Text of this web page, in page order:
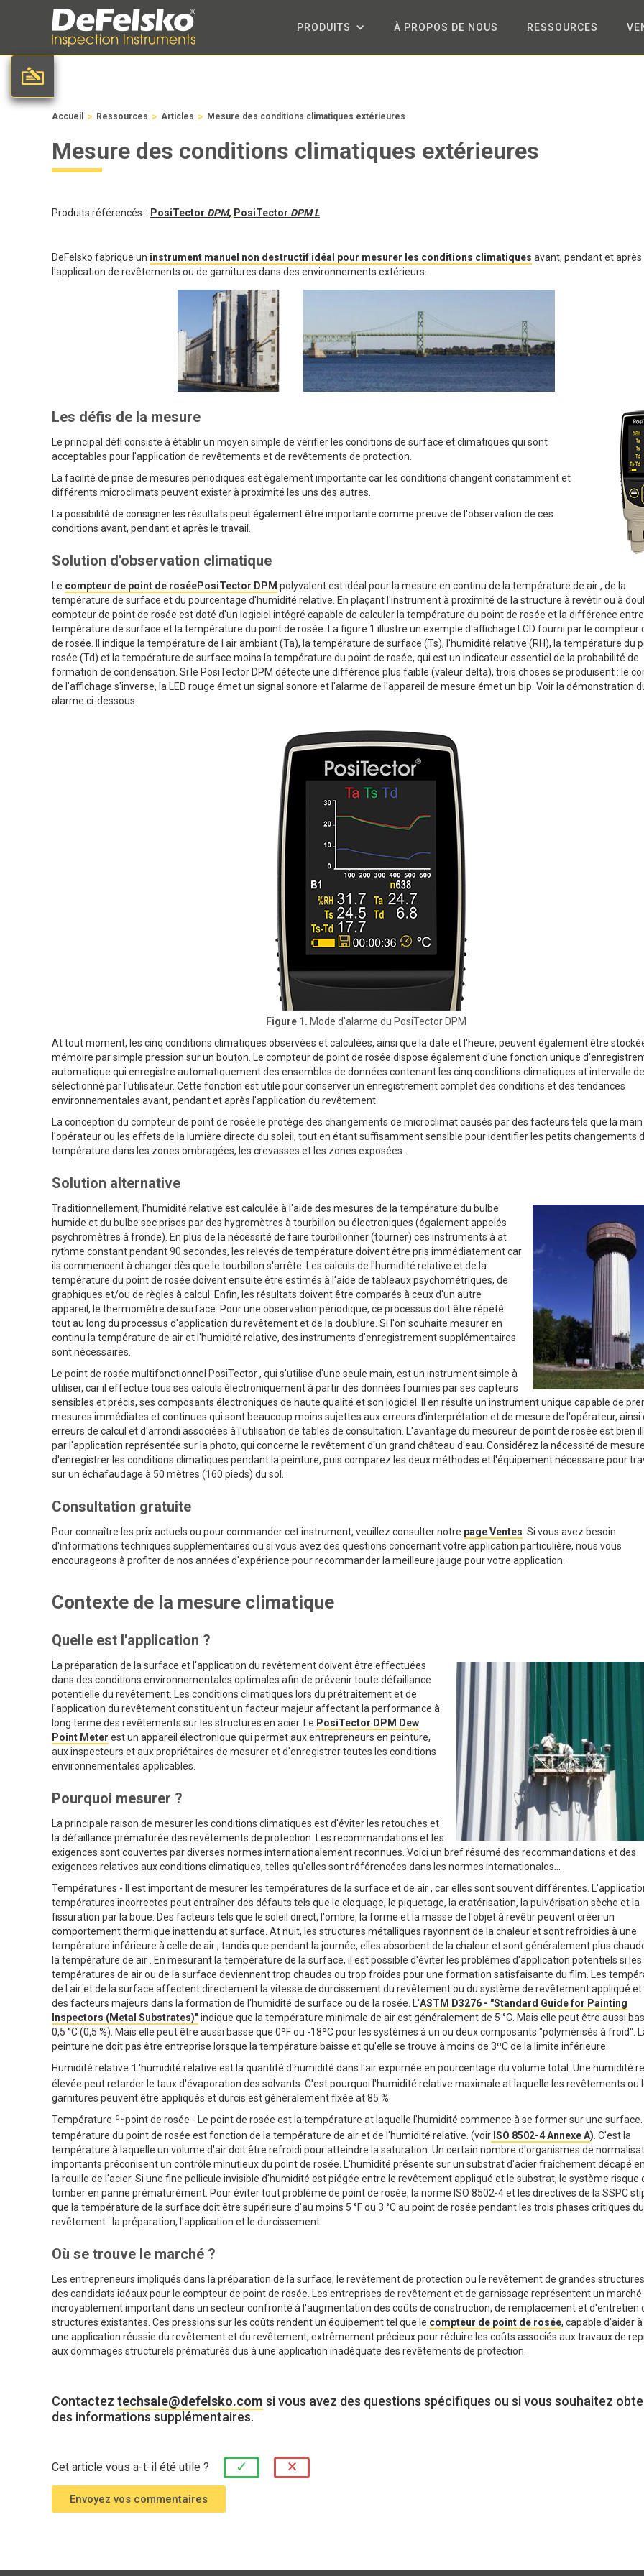
PRODUITS À PROPOS DE NOUS RESSOURCES
Accueil > Ressources > Articles > Mesure des conditions climatiques extérieures
Mesure des conditions climatiques extérieures
Produits référencés : PosiTector DPM, PosiTector DPM L
DeFelsko fabrique un instrument manuel non destructif idéal pour mesurer les conditions climatiques avant, pendant et après
l'application de revêtements ou de garnitures dans des environnements extérieurs.
Les défis de la mesure
Le principal défi consiste à établir un moyen simple de vérifier les conditions de surface et climatiques qui sont
acceptables pour l'application de revêtements et de revêtements de protection.
La facilité de prise de mesures périodiques est également importante car les conditions changent constamment et
différents microclimats peuvent exister à proximité les uns des autres.
La possibilité de consigner les résultats peut également être importante comme preuve de l'observation de ces
conditions avant, pendant et après le travail.
Solution d'observation climatique
Le compteur de point de roséePosiTector DPM polyvalent est idéal pour la mesure en continu de la température de air , de la
température de surface et du pourcentage d'humidité relative. En plaçant l'instrument à proximité de la structure à revêtir ou à
compteur de point de rosée est doté d'un logiciel intégré capable de calculer la température du point de rosée et la différence
température de surface et la température du point de rosée. La figure 1 illustre un exemple d'affichage LCD fourni par le compteur
de rosée. Il indique la température de l air ambiant (Ta), la température de surface (Ts), l'humidité relative (RH), la température du
rosée (Td) et la température de surface moins la température du point de rosée, qui est un indicateur essentiel de la probabilité de
formation de condensation. Si le PosiTector DPM détecte une différence plus faible (valeur delta), trois choses se produisent : le
de l'affichage s'inverse, la LED rouge émet un signal sonore et l'alarme de l'appareil de mesure émet un bip. Voir la démonstration
alarme ci-dessous.
Figure 1. Mode d'alarme du PosiTector DPM
At tout moment, les cinq conditions climatiques observées et calculées, ainsi que la date et l'heure, peuvent également être
mémoire par simple pression sur un bouton. Le compteur de point de rosée dispose également d'une fonction unique
automatique qui enregistre automatiquement des ensembles de données contenant les cinq conditions climatiques at intervalle
sélectionné par l'utilisateur. Cette fonction est utile pour conserver un enregistrement complet des conditions et des tendances
environnementales avant, pendant et après l'application du revêtement.
La conception du compteur de point de rosée le protège des changements de microclimat causés par des facteurs tels que la
l'opérateur ou les effets de la lumière directe du soleil, tout en étant suffisamment sensible pour identifier les petits changements
température dans les zones ombragées, les crevasses et les zones exposées.
Solution alternative
Traditionnellement, l'humidité relative est calculée à l'aide des mesures de la température du bulbe
humide et du bulbe sec prises par des hygromètres à tourbillon ou électroniques (également appelés
psychromètres à fronde). En plus de la nécessité de faire tourbillonner (tourner) ces instruments à at
rythme constant pendant 90 secondes, les relevés de température doivent être pris immédiatement car
ils commencent à changer dès que le tourbillon s'arrête. Les calculs de l'humidité relative et de la
température du point de rosée doivent ensuite être estimés à l'aide de tableaux psychométriques, de
graphiques et/ou de règles à calcul. Enfin, les résultats doivent être comparés à ceux d'un autre
appareil, le thermomètre de surface. Pour une observation périodique, ce processus doit être répété
tout au long du processus d'application du revêtement et de la doublure. Si l'on souhaite mesurer en
continu la température de air et l'humidité relative, des instruments d'enregistrement supplémentaires
sont nécessaires.
Le point de rosée multifonctionnel PosiTector , qui s'utilise d'une seule main, est un instrument simple à
utiliser, car il effectue tous ses calculs électroniquement à partir des données fournies par ses capteurs
sensibles et précis, ses composants électroniques de haute qualité et son logiciel. Il en résulte un instrument unique capable de
mesures immédiates et continues qui sont beaucoup moins sujettes aux erreurs d'interprétation et de mesure de l'opérateur, ainsi
erreurs de calcul et d'arrondi associées à l'utilisation de tables de consultation. L'avantage du mesureur de point de rosée est bien
par l'application représentée sur la photo, qui concerne le revêtement d'un grand château d'eau. Considérez la nécessité de
d'enregistrer les conditions climatiques pendant la peinture, puis comparez les deux méthodes et l'équipement nécessaire pour
sur un échafaudage à 50 mètres (160 pieds) du sol.
Consultation gratuite
Pour connaître les prix actuels ou pour commander cet instrument, veuillez consulter notre page Ventes . Si vous avez besoin
d'informations techniques supplémentaires ou si vous avez des questions concernant votre application particulière, nous vous
encourageons à profiter de nos années d'expérience pour recommander la meilleure jauge pour votre application.
Contexte de la mesure climatique
Quelle est l'application ?
La préparation de la surface et l'application du revêtement doivent être effectuées
dans des conditions environnementales optimales afin de prévenir toute défaillance
potentielle du revêtement. Les conditions climatiques lors du prétraitement et de
l'application du revêtement constituent un facteur majeur affectant la performance à
long terme des revêtements sur les structures en acier. Le PosiTector DPM Dew
Point Meter est un appareil électronique qui permet aux entrepreneurs en peinture,
aux inspecteurs et aux propriétaires de mesurer et d'enregistrer toutes les conditions
environnementales applicables.
Pourquoi mesurer ?
La principale raison de mesurer les conditions climatiques est d'éviter les retouches et
la défaillance prématurée des revêtements de protection. Les recommandations et les
exigences sont couvertes par diverses normes internationalement reconnues. Voici un bref résumé des recommandations et des
exigences relatives aux conditions climatiques, telles qu'elles sont référencées dans les normes internationales...
Températures - Il est important de mesurer les températures de la surface et de air , car elles sont souvent différentes.
températures incorrectes peut entraîner des défauts tels que le cloquage, le piquetage, la cratérisation, la pulvérisation sèche et la
fissuration par la boue. Des facteurs tels que le soleil direct, l'ombre, la forme et la masse de l'objet à revêtir peuvent créer un
comportement thermique inattendu at surface. At nuit, les structures métalliques rayonnent de la chaleur et sont refroidies à une
température inférieure à celle de air , tandis que pendant la journée, elles absorbent de la chaleur et sont généralement plus
la température de air . En mesurant la température de la surface, il est possible d'éviter les problèmes d'application potentiels si les
températures de air ou de la surface deviennent trop chaudes ou trop froides pour une formation satisfaisante du film. Les
de l air et de la surface affectent directement la vitesse de durcissement du revêtement ou du système de revêtement appliqué et
des facteurs majeurs dans la formation de l'humidité de surface ou de la rosée. L'ASTM D3276 - "Standard Guide for Painting
Inspectors (Metal Substrates)"indique que la température minimale de air est généralement de 5 °C. Mais elle peut être aussi
0,5 °C (0,5 %). Mais elle peut être aussi basse que 0ºF ou -18ºC pour les systèmes à un ou deux composants "polymérisés à froid".
peinture ne doit pas être entreprise lorsque la température baisse et qu'elle se trouve à moins de 3ºC de la limite inférieure.
Humidité relative - L'humidité relative est la quantité d'humidité dans l'air exprimée en pourcentage du volume total. Une humidité
élevée peut retarder le taux d'évaporation des solvants. C'est pourquoi l'humidité relative maximale at laquelle les revêtements ou
garnitures peuvent être appliqués et durcis est généralement fixée at 85 %.
Température dupoint de rosée - Le point de rosée est la température at laquelle l'humidité commence à se former sur une surface.
température du point de rosée est fonction de la température de air et de l'humidité relative. (voir ISO 8502-4 Annexe A) . C'est la
température à laquelle un volume d'air doit être refroidi pour atteindre la saturation. Un certain nombre d'organismes de
importants préconisent un contrôle minutieux du point de rosée. L'humidité présente sur un substrat d'acier fraîchement décapé
la rouille de l'acier. Si une fine pellicule invisible d'humidité est piégée entre le revêtement appliqué et le substrat, le système risque
tomber en panne prématurément. Pour éviter tout problème de point de rosée, la norme ISO 8502-4 et les directives de la SSPC
que la température de la surface doit être supérieure d'au moins 5 °F ou 3 °C au point de rosée pendant les trois phases critiques du
revêtement : la préparation, l'application et le durcissement.
Où se trouve le marché ?
Les entrepreneurs impliqués dans la préparation de la surface, le revêtement de protection ou le revêtement de grandes
des candidats idéaux pour le compteur de point de rosée. Les entreprises de revêtement et de garnissage représentent un marché
incroyablement important dans un secteur confronté à l'augmentation des coûts de construction, de remplacement et d'entretien
structures existantes. Ces pressions sur les coûts rendent un équipement tel que le compteur de point de rosée, capable d'aider
une application réussie du revêtement et du revêtement, extrêmement précieux pour réduire les coûts associés aux travaux de
aux dommages structurels prématurés dus à une application inadéquate des revêtements de protection.
Contactez techsale@defelsko.com si vous avez des questions spécifiques ou si vous souhaitez
des informations supplémentaires.
Cet article vous a-t-il été utile ? ✓ ×